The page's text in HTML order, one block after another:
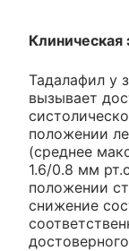
Клиническая
Тадалафил у
вызывает
положении
(среднее
1.6/0.8 мм
положении
снижение